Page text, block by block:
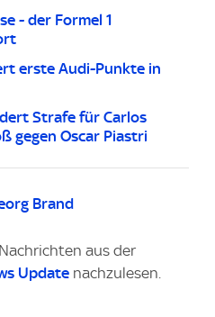
- der Formel 1
erste Audi-Punkte in
Strafe für Carlos
gegen Oscar Piastri
Brand
aus der
Update nachzulesen.